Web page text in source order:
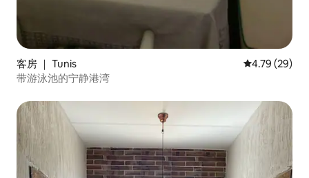
客房 ｜ Tunis 平均评分
4.79 (29)
带游泳池的宁静港湾